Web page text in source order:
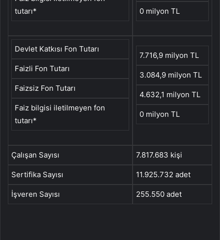
tutarı*
0 milyon TL
Devlet Katkısı Fon Tutarı
Faizli Fon Tutarı
Faizsiz Fon Tutarı
Faiz bilgisi iletilmeyen fon
tutarı*
7.716,9 milyon TL
3.084,9 milyon TL
4.632,1 milyon TL
0 milyon TL
Çalışan Sayısı 7.817.683 kişi
Sertifika Sayısı 11.925.732 adet
İşveren Sayısı 255.550 adet